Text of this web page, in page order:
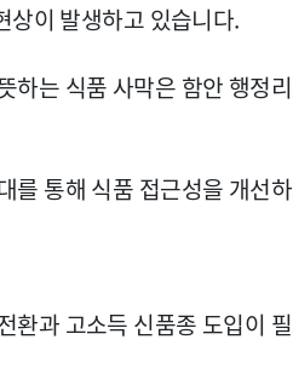
상이 발생하고 있습니다.
하는 식품 사막은 함안 행정
를 통해 식품 접근성을 개선
환과 고소득 신품종 도입이